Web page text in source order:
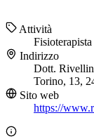
Attività
Fisioterapista
Indirizzo
Dott.
Torino, 13,
Sito web
https://